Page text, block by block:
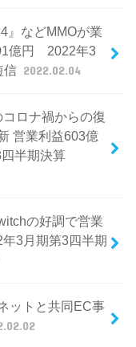
』などMMOが業
億円 2022年3
信 2022.02.04
ロナ禍からの復
営業利益603億
半期決算
の好調で営業
3月期第3四半期
ットと共同EC事